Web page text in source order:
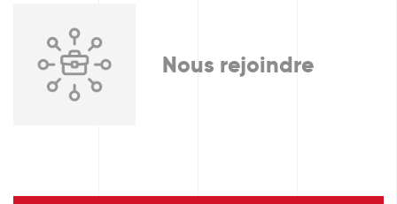
Nous rejoindre